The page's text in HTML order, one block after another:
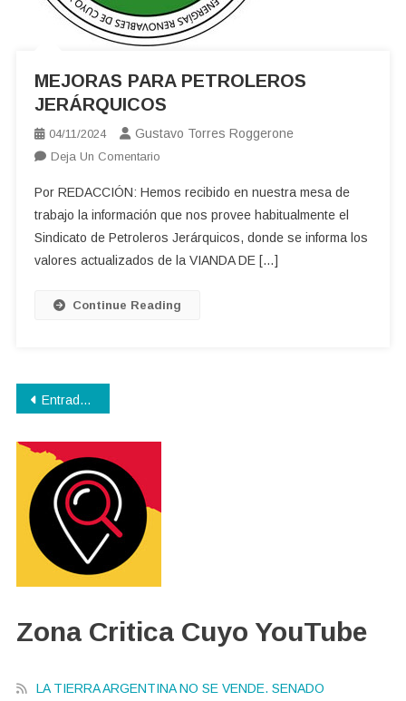
MEJORAS PARA PETROLEROS
JERÁRQUICOS
04/11/2024 Gustavo Torres Roggerone
Deja Un ComentarioEn
PARA
PETROLEROS
JERÁRQUICOS
Por REDACCIÓN: Hemos recibido en nuestra mesa de
trabajo la información que nos provee habitualmente el
Sindicato de Petroleros Jerárquicos, donde se informa los
valores actualizados de la VIANDA DE […]
Continue Reading
Navegación
de
entradas
Entradas anteriores
Zona Critica Cuyo YouTube
LA TIERRA ARGENTINA NO SE VENDE. SENADO